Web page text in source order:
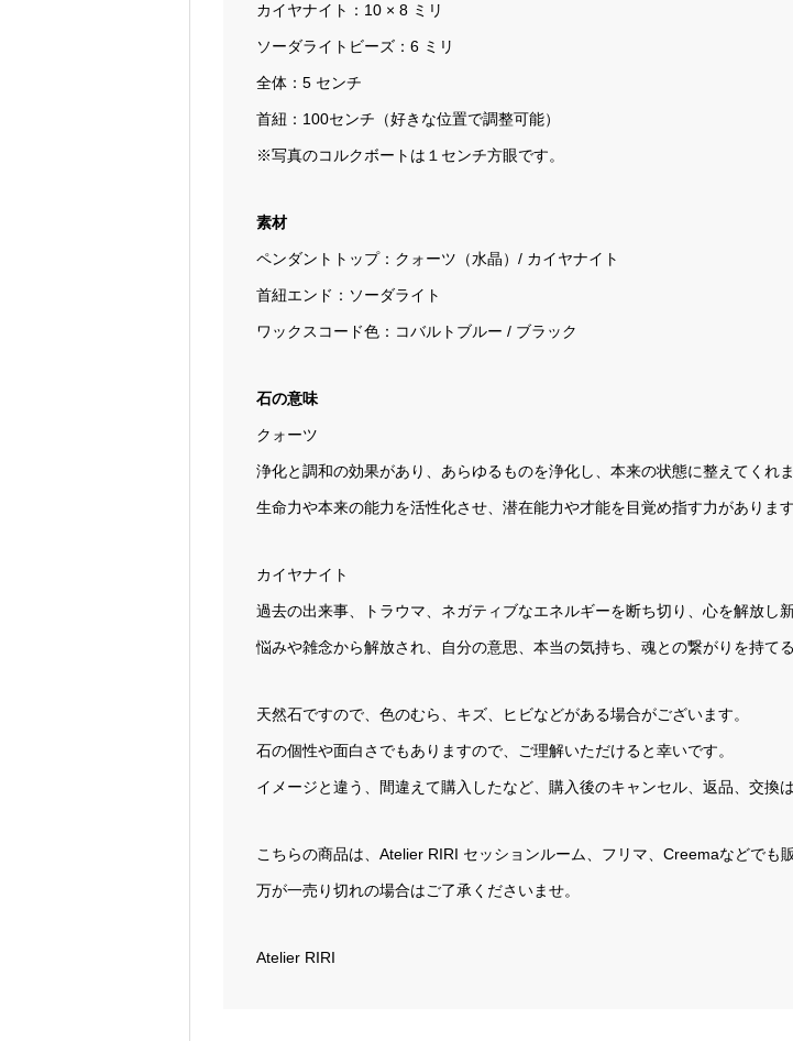
カイヤナイト：10 × 8 ミリ
ソーダライトビーズ：6 ミリ
全体：5 センチ
首紐：100センチ（好きな位置で調整可能）
※写真のコルクボートは１センチ方眼です。
素材
ペンダントトップ：クォーツ（水晶）/ カイヤナイト
首紐エンド：ソーダライト
ワックスコード色：コバルトブルー / ブラック
石の意味
クォーツ
浄化と調和の効果があり、あらゆるものを浄化し、本来の状態に整えてくれま
生命力や本来の能力を活性化させ、潜在能力や才能を目覚め指す力があります
カイヤナイト
過去の出来事、トラウマ、ネガティブなエネルギーを断ち切り、心を解放し
悩みや雑念から解放され、自分の意思、本当の気持ち、魂との繋がりを持て
天然石ですので、色のむら、キズ、ヒビなどがある場合がございます。
石の個性や面白さでもありますので、ご理解いただけると幸いです。
イメージと違う、間違えて購入したなど、購入後のキャンセル、返品、交換
こちらの商品は、Atelier RIRI セッションルーム、フリマ、Creemaなどでも
万が一売り切れの場合はご了承くださいませ。
Atelier RIRI